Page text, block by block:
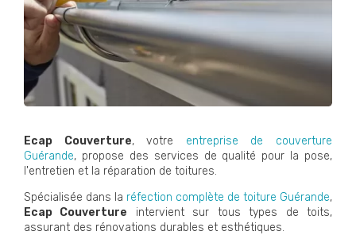
Ecap Couverture, votre entreprise de couverture
Guérande, propose des services de qualité pour la pose,
l'entretien et la réparation de toitures.
Spécialisée dans la réfection complète de toiture Guérande,
Ecap Couverture intervient sur tous types de toits,
assurant des rénovations durables et esthétiques.